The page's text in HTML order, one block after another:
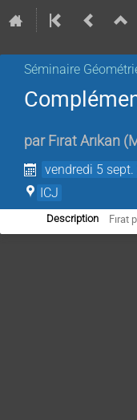
Séminaire
par Fırat Arıkan (
vendredi 5
ICJ
Description Fırat